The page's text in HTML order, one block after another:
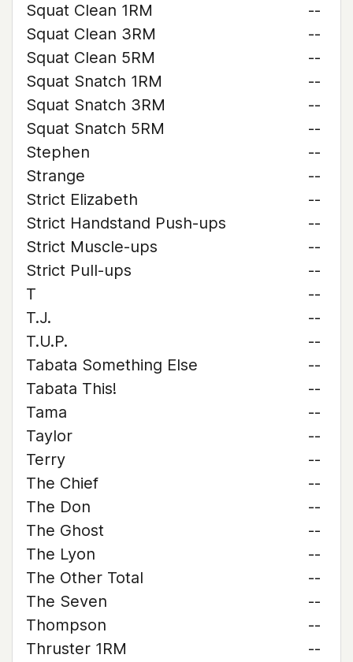
Squat Clean 1RM
--
Squat Clean 3RM
--
Squat Clean 5RM
--
Squat Snatch 1RM
--
Squat Snatch 3RM
--
Squat Snatch 5RM
--
Stephen
--
Strange
--
Strict Elizabeth
--
Strict Handstand Push-ups
--
Strict Muscle-ups
--
Strict Pull-ups
--
T
--
T.J.
--
T.U.P.
--
Tabata Something Else
--
Tabata This!
--
Tama
--
Taylor
--
Terry
--
The Chief
--
The Don
--
The Ghost
--
The Lyon
--
The Other Total
--
The Seven
--
Thompson
--
Thruster 1RM
--